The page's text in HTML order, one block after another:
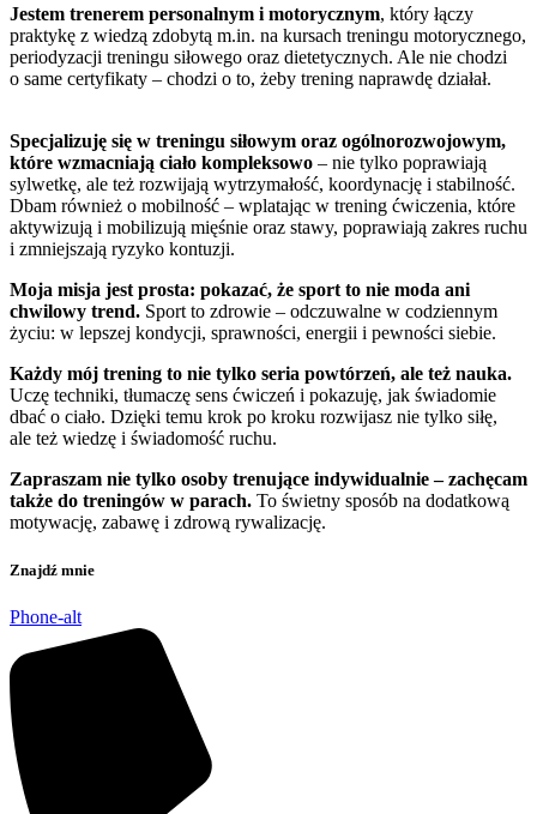
Jestem trenerem personalnym i motorycznym, który łączy
praktykę z wiedzą zdobytą m.in. na kursach treningu motorycznego,
periodyzacji treningu siłowego oraz dietetycznych. Ale nie chodzi
o same certyfikaty – chodzi o to, żeby trening naprawdę działał.
Specjalizuję się w treningu siłowym oraz ogólnorozwojowym,
które wzmacniają ciało kompleksowo – nie tylko poprawiają
sylwetkę, ale też rozwijają wytrzymałość, koordynację i stabilność.
Dbam również o mobilność – wplatając w trening ćwiczenia, które
aktywizują i mobilizują mięśnie oraz stawy, poprawiają zakres ruchu
i zmniejszają ryzyko kontuzji.
Moja misja jest prosta: pokazać, że sport to nie moda ani
chwilowy trend. Sport to zdrowie – odczuwalne w codziennym
życiu: w lepszej kondycji, sprawności, energii i pewności siebie.
Każdy mój trening to nie tylko seria powtórzeń, ale też nauka.
Uczę techniki, tłumaczę sens ćwiczeń i pokazuję, jak świadomie
dbać o ciało. Dzięki temu krok po kroku rozwijasz nie tylko siłę,
ale też wiedzę i świadomość ruchu.
Zapraszam nie tylko osoby trenujące indywidualnie – zachęcam
także do treningów w parach. To świetny sposób na dodatkową
motywację, zabawę i zdrową rywalizację.
Znajdź mnie
Phone-alt